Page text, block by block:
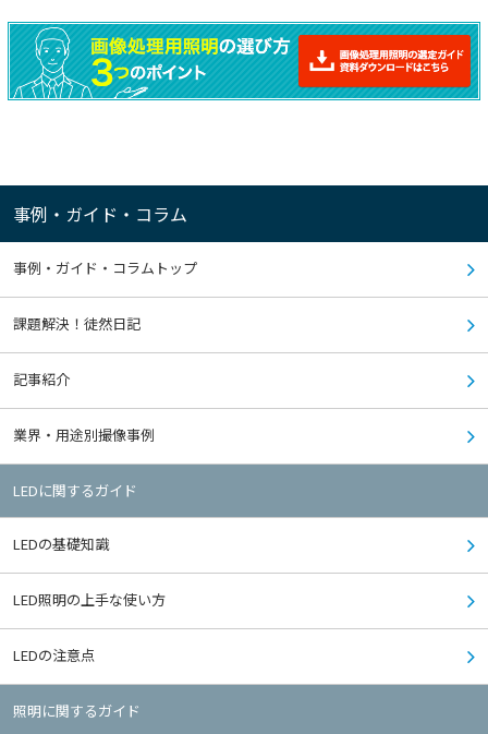
事例・ガイド・コラム
事例・ガイド・コラムトップ
課題解決！徒然日記
記事紹介
業界・用途別撮像事例
LEDに関するガイド
LEDの基礎知識
LED照明の上手な使い方
LEDの注意点
照明に関するガイド